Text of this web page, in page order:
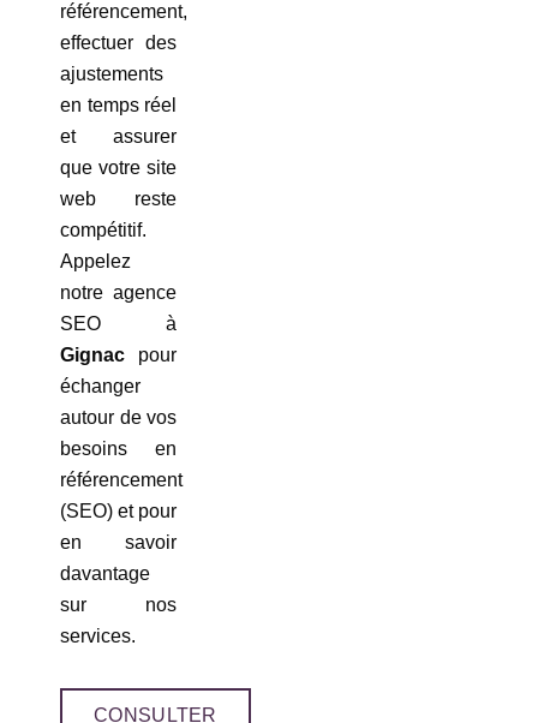
référencement,
effectuer des
ajustements
en temps réel
et assurer
que votre site
web reste
compétitif.
Appelez
notre agence
SEO à
Gignac pour
échanger
autour de vos
besoins en
référencement
(SEO) et pour
en savoir
davantage
sur nos
services.
CONSULTER